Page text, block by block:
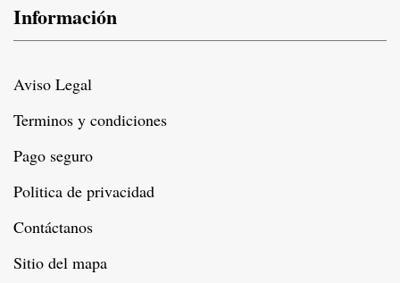
Información
Aviso Legal
Terminos y condiciones
Pago seguro
Politica de privacidad
Contáctanos
Sitio del mapa